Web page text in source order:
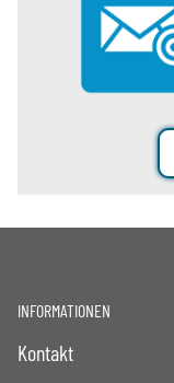
INFORMATIONEN
Kontakt